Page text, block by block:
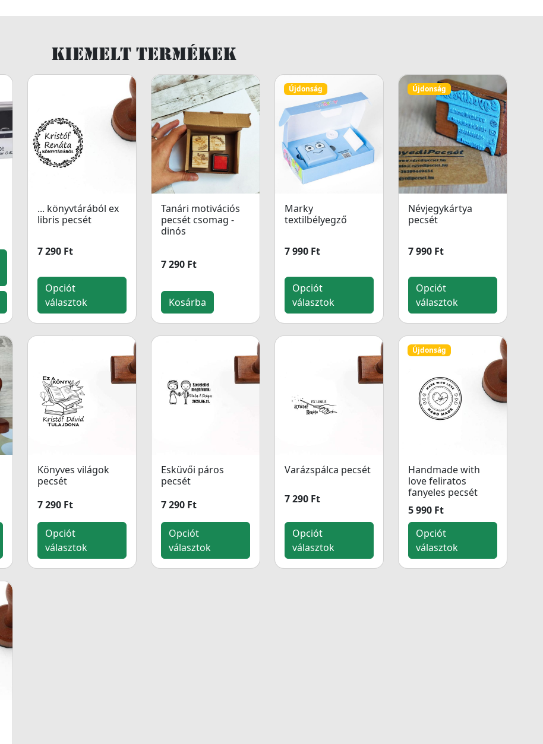
Kiemelt termékek
... könyvtárából ex
libris pecsét
7 290 Ft
Opciót
választok
Tanári motivációs
pecsét csomag -
dinós
7 290 Ft
Kosárba
Újdonság
Marky
textilbélyegző
7 990 Ft
Opciót
választok
Újdonság
Névjegykártya
pecsét
7 990 Ft
Opciót
választok
Könyves világok
pecsét
7 290 Ft
Opciót
választok
Esküvői páros
pecsét
7 290 Ft
Opciót
választok
Varázspálca pecsét
7 290 Ft
Opciót
választok
Újdonság
Handmade with
love feliratos
fanyeles pecsét
5 990 Ft
Opciót
választok